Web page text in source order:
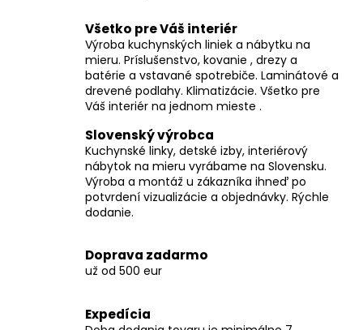
l
á
d
a
c
e
p
r
v
v
ý
Všetko pre Váš interiér
Výroba kuchynských liniek a nábytku na
mieru. Príslušenstvo, kovanie , drezy a
batérie a vstavané spotrebiče. Laminátové a
drevené podlahy. Klimatizácie. Všetko pre
Váš interiér na jednom mieste .
Slovenský výrobca
Kuchynské linky, detské izby, interiérový
nábytok na mieru vyrábame na Slovensku.
Výroba a montáž u zákazníka ihneď po
potvrdení vizualizácie a objednávky. Rýchle
dodanie.
Doprava zadarmo
už od 500 eur
Expedícia